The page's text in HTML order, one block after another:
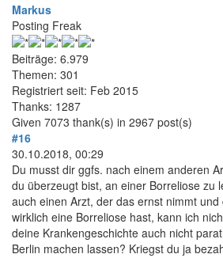
Markus
Posting Freak
Beiträge: 6.979
Themen: 301
Registriert seit: Feb 2015
Thanks: 1287
Given 7073 thank(s) in 2967 post(s)
#16
30.10.2018, 00:29
Du musst dir ggfs. nach einem anderen
du überzeugt bist, an einer Borreliose zu
auch einen Arzt, der das ernst nimmt
wirklich eine Borreliose hast, kann ich
deine Krankengeschichte auch nicht
Berlin machen lassen? Kriegst du ja